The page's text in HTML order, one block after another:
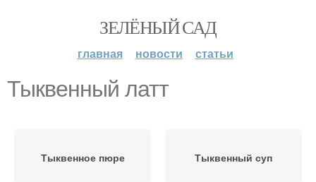
ЗЕЛЁНЫЙ САД
главная новости статьи
Тыквенный латт
Тыквенное пюре Тыквенный суп